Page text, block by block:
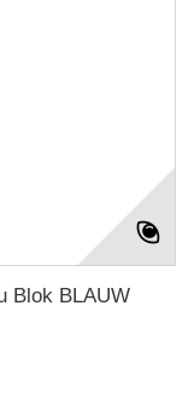
Blok BLAUW